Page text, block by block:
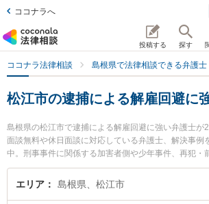
ココナラへ
投稿する 探す
ココナラ法律相談 島根県で法律相談できる弁護士
松江市の逮捕による解雇回避に
島根県の松江市で逮捕による解雇回避に強い弁護士が
面談無料や休日面談に対応している弁護士、解決事例
中。刑事事件に関係する加害者側や少年事件、再犯・
での絞り込み検索もでき便利です。特に長坂法律事務
法律事務所の松村 健太郎弁護士のプロフィール情報や
エリア 島根県、松江市